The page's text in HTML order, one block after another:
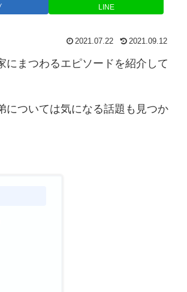
LINE
2021.07.22 2021.09.12
にまつわるエピソードを紹介して
については気になる話題も見つか